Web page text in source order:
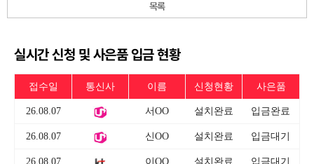
목록
실시간 신청 및 사은품 입금 현황